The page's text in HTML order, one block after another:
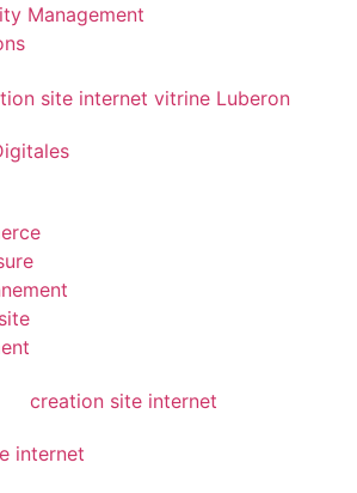
Management
internet